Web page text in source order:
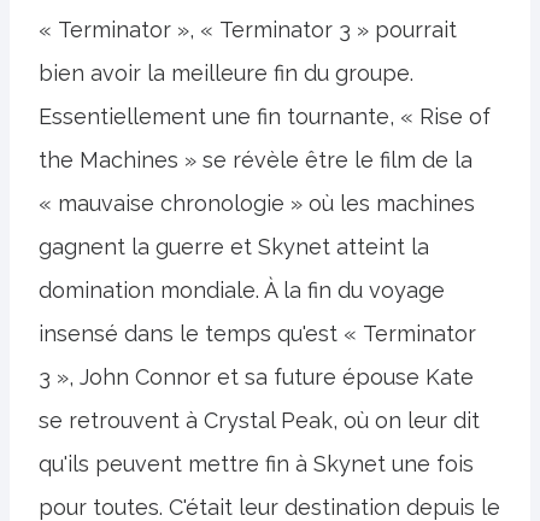
« Terminator », « Terminator 3 » pourrait
bien avoir la meilleure fin du groupe.
Essentiellement une fin tournante, « Rise of
the Machines » se révèle être le film de la
« mauvaise chronologie » où les machines
gagnent la guerre et Skynet atteint la
domination mondiale. À la fin du voyage
insensé dans le temps qu'est « Terminator
3 », John Connor et sa future épouse Kate
se retrouvent à Crystal Peak, où on leur dit
qu'ils peuvent mettre fin à Skynet une fois
pour toutes. C'était leur destination depuis le